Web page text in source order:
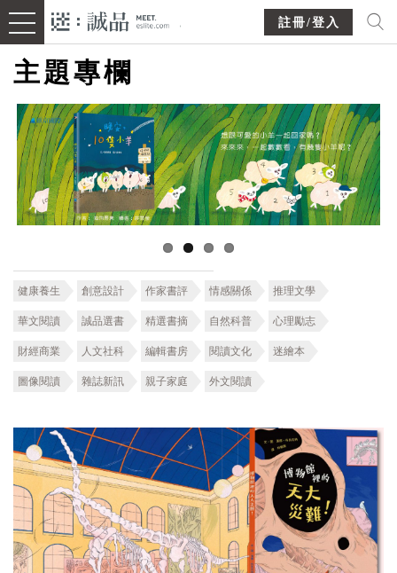
註冊/登入
主題專欄
健康養生 創意設計 作家書評 情感關係 推理文學
華文閱讀 誠品選書 精選書摘 自然科普 心理勵志
財經商業 人文社科 編輯書房 閱讀文化 迷繪本
圖像閱讀 雜誌新訊 親子家庭 外文閱讀